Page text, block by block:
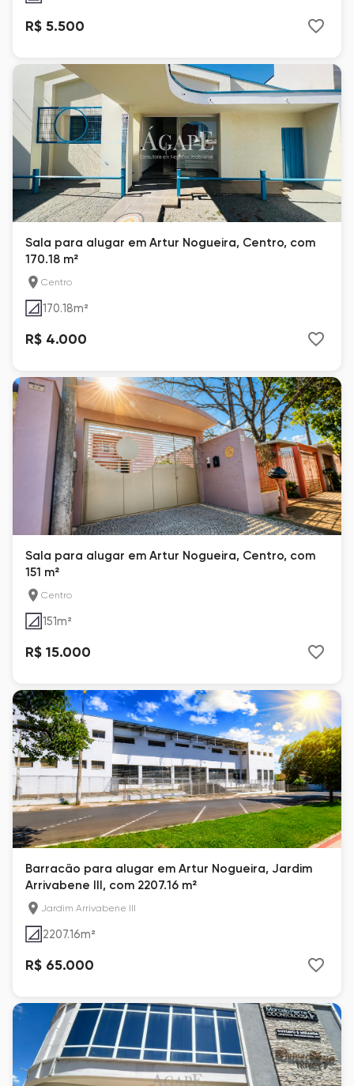
R$ 5.500
Sala para alugar em Artur Nogueira, Centro, com
170.18 m²
Centro
170.18m²
R$ 4.000
Sala para alugar em Artur Nogueira, Centro, com
151 m²
Centro
151m²
R$ 15.000
Barracão para alugar em Artur Nogueira, Jardim
Arrivabene III, com 2207.16 m²
Jardim Arrivabene III
2207.16m²
R$ 65.000